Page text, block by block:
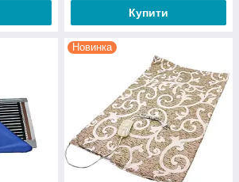
Купити
Новинка